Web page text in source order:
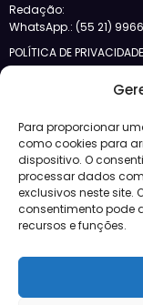
Para proporcionar
como cookies para
dispositivo. O
processar dados
exclusivos neste site.
consentimento pode
recursos e funções.
Redação:
WhatsApp.: (55 21)
POLÍTICA DE PRIVACIDADE
Crédito
Design
JBFM
Lançamentos
Morar
Notícias